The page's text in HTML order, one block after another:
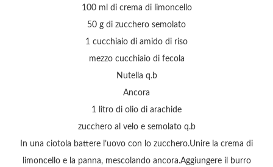
100 ml di crema di limoncello
50 g di zucchero semolato
1 cucchiaio di amido di riso
mezzo cucchiaio di fecola
Nutella q.b
Ancora
1 litro di olio di arachide
zucchero al velo e semolato q.b
In una ciotola battere l’uovo con lo zucchero.Unire la crema di
limoncello e la panna, mescolando ancora.Aggiungere il burro